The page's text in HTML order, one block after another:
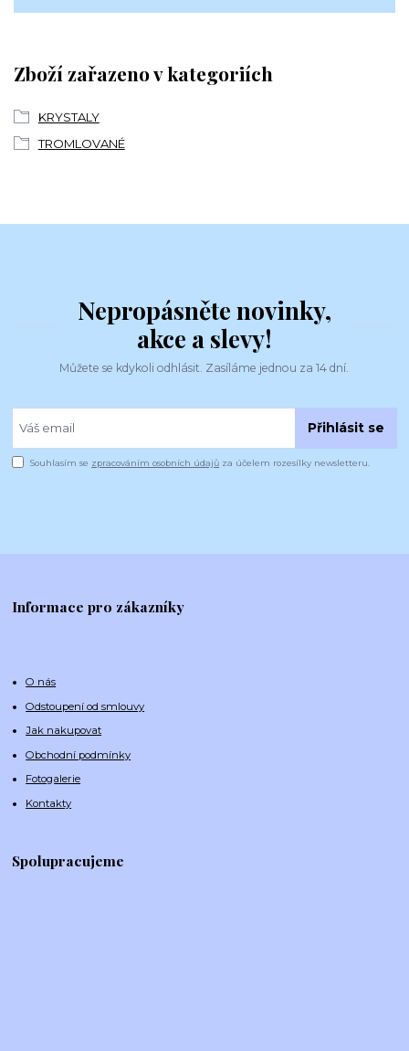
Zboží zařazeno v kategoriích
KRYSTALY
TROMLOVANÉ
Nepropásněte novinky,
akce a slevy!
Můžete se kdykoli odhlásit. Zasíláme jednou za 14 dní.
Přihlásit se
Souhlasím se zpracováním osobních údajů za účelem rozesílky newsletteru.
Informace pro zákazníky
O nás
Odstoupení od smlouvy
Jak nakupovat
Obchodní podmínky
Fotogalerie
Kontakty
Spolupracujeme